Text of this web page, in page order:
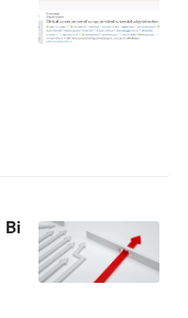
：耶鲁大学科研